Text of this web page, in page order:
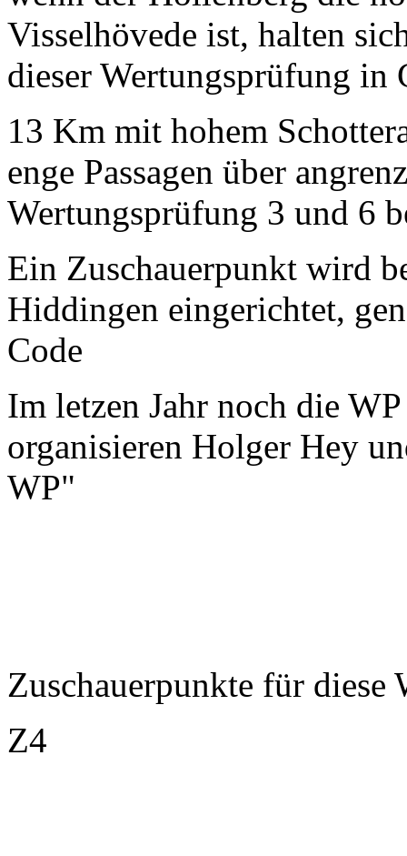
Visselhövede ist, halten
dieser Wertungsprüfung in
13 Km mit hohem
enge Passagen über
Wertungsprüfung 3 und 6
Ein Zuschauerpunkt wird
Hiddingen eingerichtet,
Code
Im letzen Jahr noch die
organisieren Holger Hey
WP"
Zuschauerpunkte für
Z4